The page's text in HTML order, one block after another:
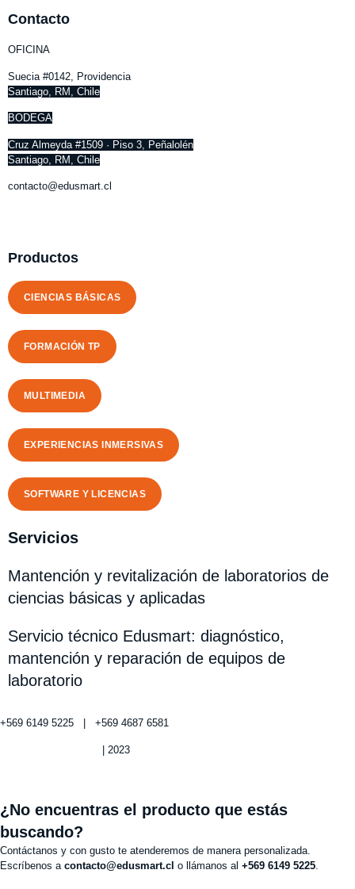
Contacto
OFICINA
Suecia #0142, Providencia
Santiago, RM, Chile
BODEGA
Cruz Almeyda #1509 · Piso 3, Peñalolén
Santiago, RM, Chile
contacto@edusmart.cl
Productos
CIENCIAS BÁSICAS
FORMACIÓN TP
MULTIMEDIA
EXPERIENCIAS INMERSIVAS
SOFTWARE Y LICENCIAS
Servicios
Mantención y revitalización de laboratorios de
ciencias básicas y aplicadas
Servicio técnico Edusmart: diagnóstico,
mantención y reparación de equipos de
laboratorio
+569 6149 5225 | +569 4687 6581
| 2023
¿No encuentras el producto que estás
buscando?
Contáctanos y con gusto te atenderemos de manera personalizada.
Escríbenos a contacto@edusmart.cl o llámanos al +569 6149 5225.